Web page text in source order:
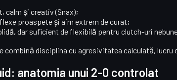
calm și creativ (Snax);
proaspete și aim extrem de curat;
dar suficient de flexibilă pentru clutch-uri
combină disciplina cu agresivitatea calculată,
anatomia unui 2-0 controlat